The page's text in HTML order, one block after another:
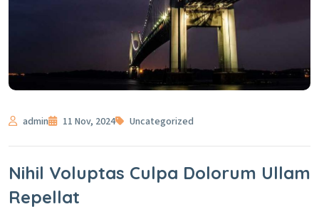
admin 11 Nov, 2024 Uncategorized
Nihil Voluptas Culpa Dolorum Ullam
Repellat